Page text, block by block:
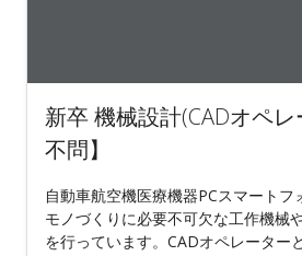
新卒 機械設計(CADオペ
不問】
自動車航空機医療機器PCスマートフ
モノづくりに必要不可欠な工作機械
を行っています。CADオペレーター